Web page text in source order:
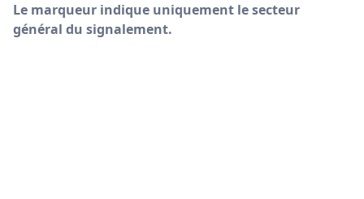
Le marqueur indique uniquement le secteur
général du signalement.